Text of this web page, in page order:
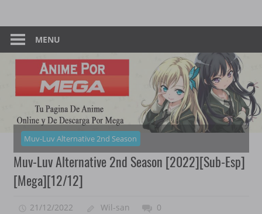
content
Anime
–
Por
Mega
Pagina
De
Descarga
Mega
MENU
Muv-Luv Alternative 2nd Season
Muv-Luv Alternative 2nd Season [2022][Sub-Esp]
[Mega][12/12]
21/12/2022 Wil-san 0